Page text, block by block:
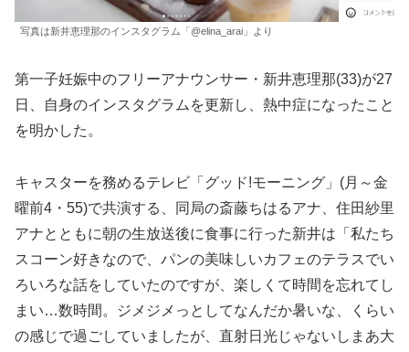
写真は新井恵理那のインスタグラム「@elina_arai」より
第一子妊娠中のフリーアナウンサー・新井恵理那(33)が27
日、自身のインスタグラムを更新し、熱中症になったこと
を明かした。
キャスターを務めるテレビ「グッド!モーニング」(月～金
曜前4・55)で共演する、同局の斎藤ちはるアナ、住田紗里
アナとともに朝の生放送後に食事に行った新井は「私たち
スコーン好きなので、パンの美味しいカフェのテラスでい
ろいろな話をしていたのですが、楽しくて時間を忘れてし
まい…数時間。ジメジメっとしてなんだか暑いな、くらい
の感じで過ごしていましたが、直射日光じゃないしまあ大